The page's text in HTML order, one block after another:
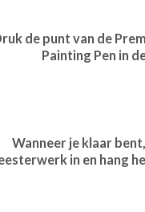
de punt van de
Painting Pen in
Wanneer je klaar
in en hang